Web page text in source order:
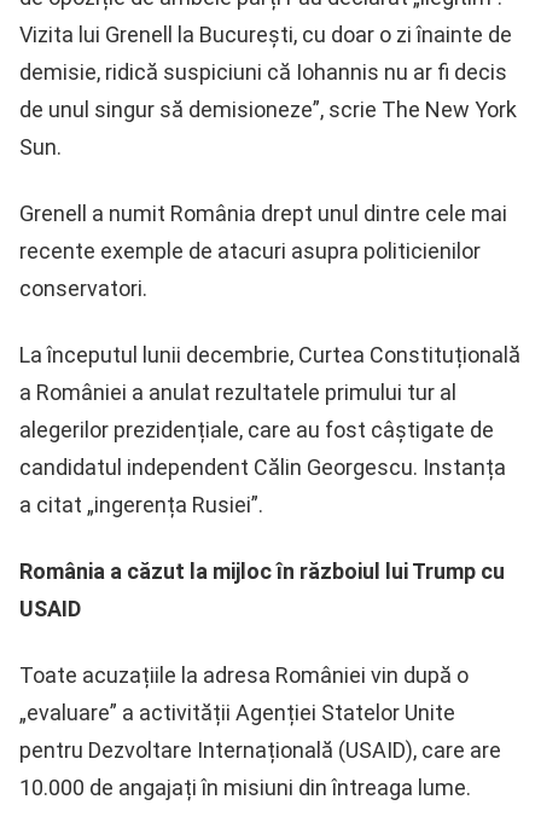
Vizita lui Grenell la București, cu doar o zi înainte de
demisie, ridică suspiciuni că Iohannis nu ar fi decis
de unul singur să demisioneze”, scrie The New York
Sun.
Grenell a numit România drept unul dintre cele mai
recente exemple de atacuri asupra politicienilor
conservatori.
La începutul lunii decembrie, Curtea Constituțională
a României a anulat rezultatele primului tur al
alegerilor prezidențiale, care au fost câștigate de
candidatul independent Călin Georgescu. Instanța
a citat „ingerența Rusiei”.
România a căzut la mijloc în războiul lui Trump cu
USAID
Toate acuzațiile la adresa României vin după o
„evaluare” a activității Agenției Statelor Unite
pentru Dezvoltare Internațională (USAID), care are
10.000 de angajați în misiuni din întreaga lume.